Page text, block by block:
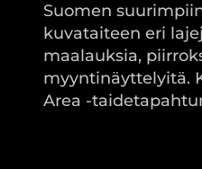
Suomen
kuvataiteen eri
maalauksia,
myyntinäyttelyitä.
Area -